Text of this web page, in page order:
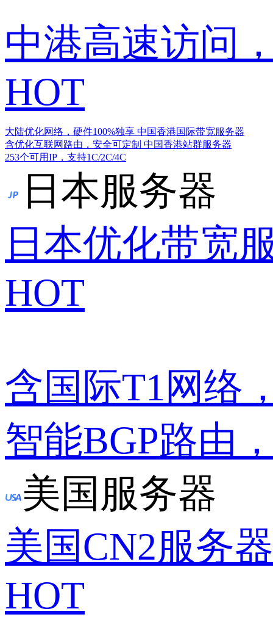
中港高速访问
HOT
大陆优化网络，硬件100%独享 中国香港国际带宽服务器
含优化互联网路由，安全可定制 中国香港站群服务器
253个可用IP，支持1C/2C/4C
日本服务器
日本优化带宽
HOT
含国际T1网络
智能BGP路由
美国服务器
美国CN2服务器
HOT